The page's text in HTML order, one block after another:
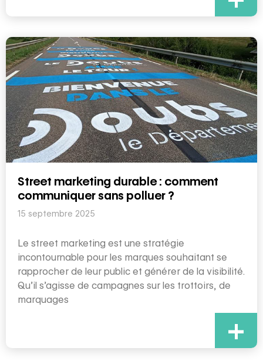
Street marketing durable : comment
communiquer sans polluer ?
15 septembre 2025
Le street marketing est une stratégie
incontournable pour les marques souhaitant se
rapprocher de leur public et générer de la visibilité.
Qu’il s’agisse de campagnes sur les trottoirs, de
marquages
+